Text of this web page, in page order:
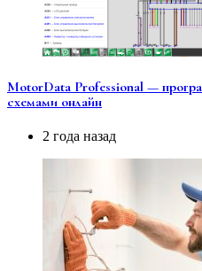
MotorData Professional —
схемами онлайн
2 года назад